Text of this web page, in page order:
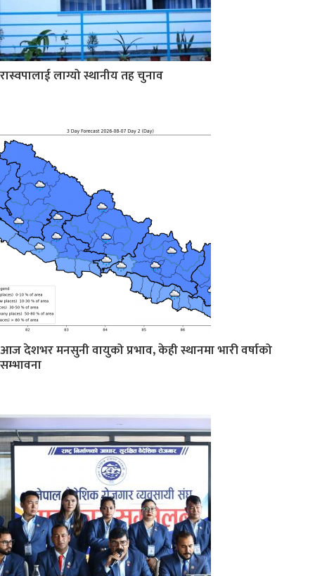
रास्वपालाई लाग्यो स्थानीय तह चुनाव
आज देशभर मनसुनी वायुको प्रभाव, केही स्थानमा भारी वर्षाको
सम्भावना